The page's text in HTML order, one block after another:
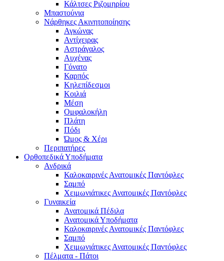
Κάλτσες Ριζομηρίου
Μπαστούνια
Νάρθηκες Ακινητοποίησης
Αγκώνας
Αντίχειρας
Αστράγαλος
Αυχένας
Γόνατο
Καρπός
Κηλεπίδεσμοι
Κοιλιά
Μέση
Ομφαλοκήλη
Πλάτη
Πόδι
Ώμος & Χέρι
Περιπατήρες
Ορθοπεδικά Υποδήματα
Ανδρικά
Καλοκαιρινές Ανατομικές Παντόφλες
Σαμπό
Χειμωνιάτικες Ανατομικές Παντόφλες
Γυναικεία
Ανατομικά Πέδιλα
Ανατομικά Υποδήματα
Καλοκαιρινές Ανατομικές Παντόφλες
Σαμπό
Χειμωνιάτικες Ανατομικές Παντόφλες
Πέλματα - Πάτοι